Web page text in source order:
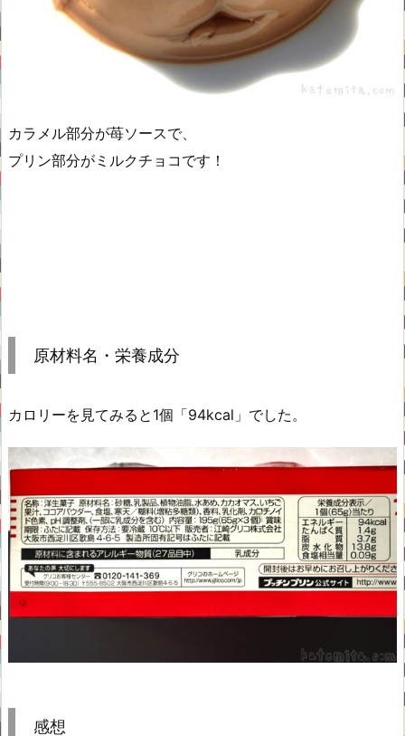
カラメル部分が苺ソースで、
プリン部分がミルクチョコです！
原材料名・栄養成分
カロリーを見てみると1個「94kcal」でした。
感想